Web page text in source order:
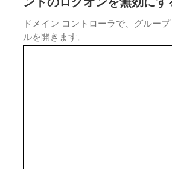
ドメイン コントローラで、グルー
ルを開きます。